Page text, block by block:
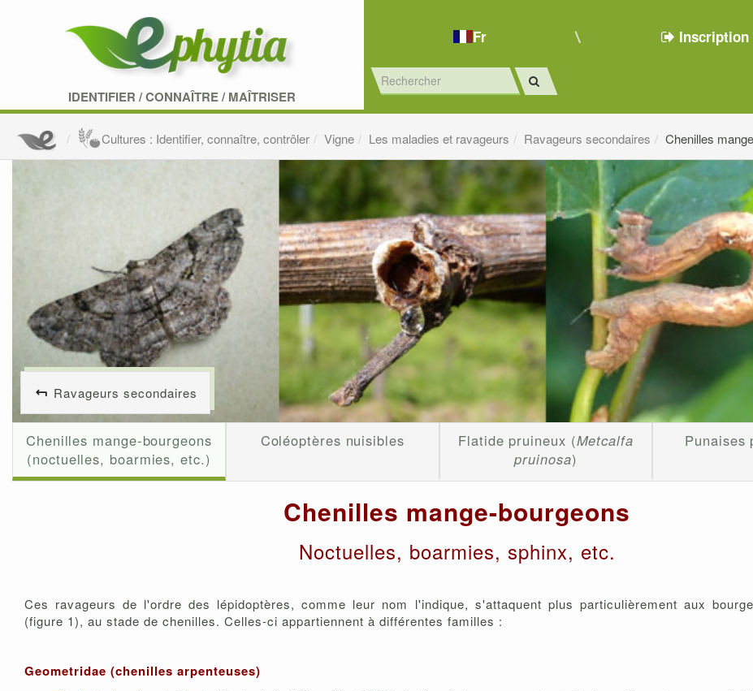
IDENTIFIER /CONNAÎTRE/MAÎTRISER
Fr Inscription
Cultures : Identifier, connaître, contrôler Vigne Les maladies et ravageurs Ravageurs secondaires Chenilles
Ravageurs secondaires
Chenilles mange-bourgeons
(noctuelles, boarmies, etc.)
Coléoptères nuisibles Flatide pruineux (Metcalfa
pruinosa)
Punaises
Chenilles mange-bourgeons
Noctuelles, boarmies, sphinx, etc.
Ces ravageurs de l'ordre des lépidoptères, comme leur nom l'indique, s'attaquent plus particulièrement aux
(figure 1), au stade de chenilles. Celles-ci appartiennent à différentes familles :
Geometridae (chenilles arpenteuses)